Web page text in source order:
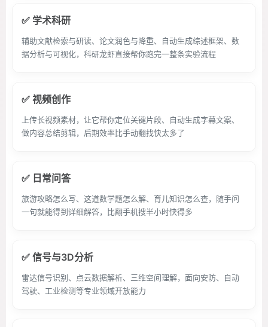
✅ 学术科研
辅助文献检索与研读、论文润色与降重、自动生成综述框架、数
据分析与可视化，科研龙虾直接帮你跑完一整条实验流程
✅ 视频创作
上传长视频素材，让它帮你定位关键片段、自动生成字幕文案、
做内容总结剪辑，后期效率比手动翻找快太多了
✅ 日常问答
旅游攻略怎么写、这道数学题怎么解、育儿知识怎么查，随手问
一句就能得到详细解答，比翻手机搜半小时快得多
✅ 信号与3D分析
雷达信号识别、点云数据解析、三维空间理解，面向安防、自动
驾驶、工业检测等专业领域开放能力